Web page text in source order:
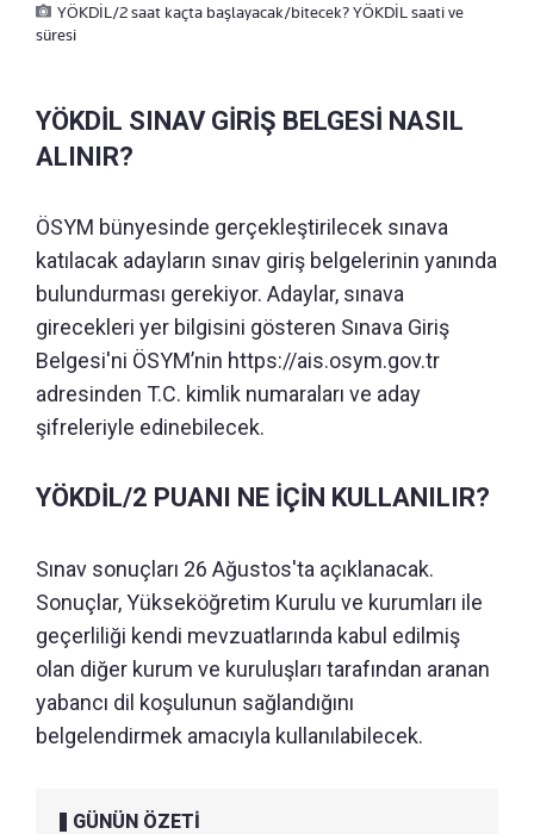
YÖKDİL/2 saat kaçta başlayacak/bitecek? YÖKDİL saati ve
süresi
YÖKDİL SINAV GİRİŞ BELGESİ NASIL
ALINIR?
ÖSYM bünyesinde gerçekleştirilecek sınava
katılacak adayların sınav giriş belgelerinin yanında
bulundurması gerekiyor. Adaylar, sınava
girecekleri yer bilgisini gösteren Sınava Giriş
Belgesi'ni ÖSYM’nin https://ais.osym.gov.tr
adresinden T.C. kimlik numaraları ve aday
şifreleriyle edinebilecek.
YÖKDİL/2 PUANI NE İÇİN KULLANILIR?
Sınav sonuçları 26 Ağustos'ta açıklanacak.
Sonuçlar, Yükseköğretim Kurulu ve kurumları ile
geçerliliği kendi mevzuatlarında kabul edilmiş
olan diğer kurum ve kuruluşları tarafından aranan
yabancı dil koşulunun sağlandığını
belgelendirmek amacıyla kullanılabilecek.
GÜNÜN ÖZETİ